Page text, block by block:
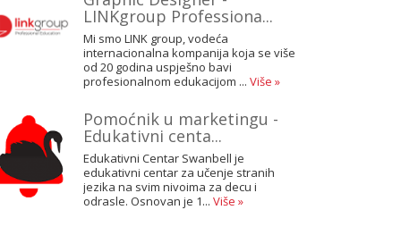
LINKgroup Professiona...
Mi smo LINK group, vodeća
internacionalna kompanija koja se više
od 20 godina uspješno bavi
profesionalnom edukacijom ... Više »
Pomoćnik u marketingu -
Edukativni centa...
Edukativni Centar Swanbell je
edukativni centar za učenje stranih
jezika na svim nivoima za decu i
odrasle. Osnovan je 1... Više »